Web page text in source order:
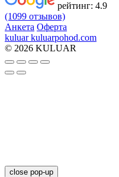
рейтинг: 4.9
(1099 отзывов)
Анкета Оферта
kuluar kuluarpohod.com
© 2026 KULUAR
close pop-up